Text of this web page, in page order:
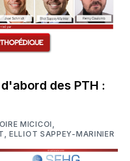
des PTH :
MICICOI ,
,ELLIOT SAPPEY-MARINIER